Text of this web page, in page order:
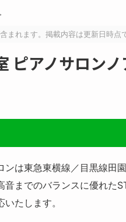
まれます。掲載内容は更新日時点
ピアノサロン
ンは東急東横線／目黒線田
音までのバランスに優れた
たします。